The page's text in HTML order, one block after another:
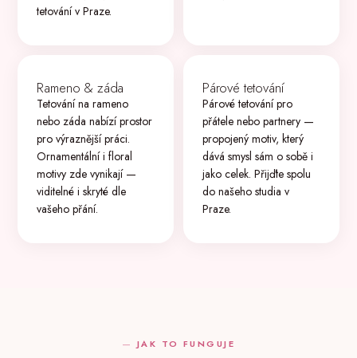
tetování v Praze.
Rameno & záda
Tetování na rameno
nebo záda nabízí prostor
pro výraznější práci.
Ornamentální i floral
motivy zde vynikají —
viditelné i skryté dle
vašeho přání.
Párové tetování
Párové tetování pro
přátele nebo partnery —
propojený motiv, který
dává smysl sám o sobě i
jako celek. Přijďte spolu
do našeho studia v
Praze.
JAK TO FUNGUJE